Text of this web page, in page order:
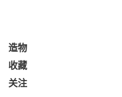
造物
收藏
关注